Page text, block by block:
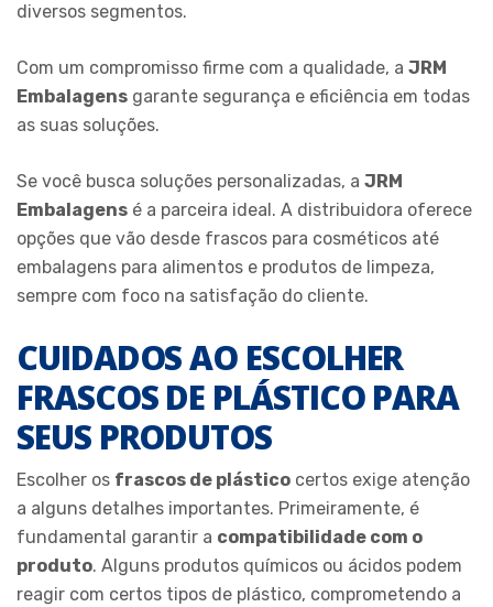
diversos segmentos.
Com um compromisso firme com a qualidade, a JRM
Embalagens garante segurança e eficiência em todas
as suas soluções.
Se você busca soluções personalizadas, a JRM
Embalagens é a parceira ideal. A distribuidora oferece
opções que vão desde frascos para cosméticos até
embalagens para alimentos e produtos de limpeza,
sempre com foco na satisfação do cliente.
CUIDADOS AO ESCOLHER
FRASCOS DE PLÁSTICO PARA
SEUS PRODUTOS
Escolher os frascos de plástico certos exige atenção
a alguns detalhes importantes. Primeiramente, é
fundamental garantir a compatibilidade com o
produto. Alguns produtos químicos ou ácidos podem
reagir com certos tipos de plástico, comprometendo a